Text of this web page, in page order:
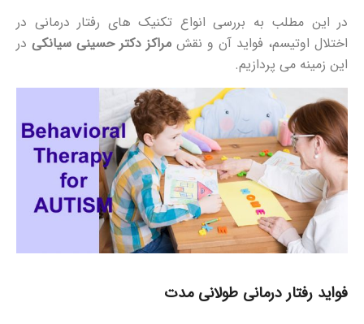
در این مطلب به بررسی انواع تکنیک های رفتار درمانی در
اختلال اوتیسم، فواید آن و نقش مراکز دکتر حسینی سیانکی در
این زمینه می پردازیم.
فواید رفتار درمانی طولانی مدت